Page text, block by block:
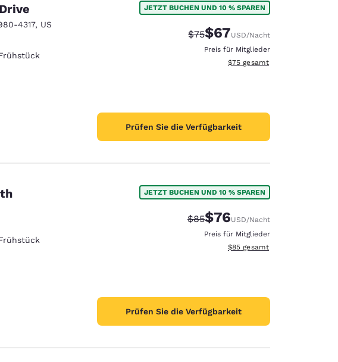
España
English
4317, US
JETZT BUCHEN UND 10 % SPAREN
Durchgestrichener Preis:
$75Vergünstigter Preis:
$67USD/Nacht
Preis für Mitglieder
Geschätzte Gesamtdetails
$75 gesamt
Prüfen Sie die Verfügbarkeit
JETZT BUCHEN UND 10 % SPAREN
Durchgestrichener Preis:
$85Vergünstigter Preis:
$76USD/Nacht
Preis für Mitglieder
Geschätzte Gesamtdetails
$85 gesamt
Prüfen Sie die Verfügbarkeit